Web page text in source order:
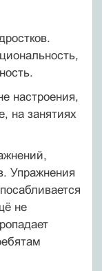
настроения,
на занятиях
Упражнения
не